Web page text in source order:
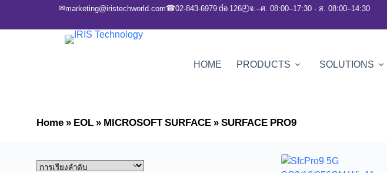
✉marketing@iristechworld.com☎02-843-6979 ต่อ 126🕘จ.–ศ. 08:00–17:30 · ส. 08:00–14:30
HOME PRODUCTS SOLUTIONS
Home»EOL»MICROSOFT SURFACE»SURFACE PRO9